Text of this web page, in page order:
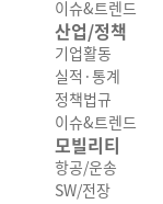
이슈&트렌드
산업/정책
기업활동
실적·통계
정책법규
이슈&트렌드
모빌리티
항공/운송
SW/전장